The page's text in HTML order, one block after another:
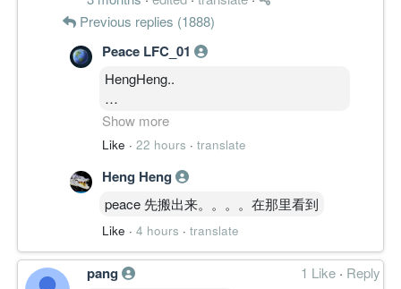
Previous replies (1888)
Peace LFC_01
HengHeng..
刚才又看到有人把三仁的一些访谈实
录。
就像老板所承诺的。。
从第一季度来看，似有往目标前进发
展。。
继续观察！！
Show more
Like · 22 hours · translate
Heng Heng
peace 先搬出来。。。。在那里看到
Like · 4 hours · translate
pang 1 Like · Reply